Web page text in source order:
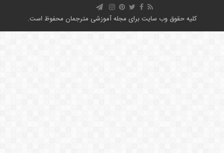
کلیه حقوق وب سایت برای مجله آموزشی مترجمان محفوظ است.